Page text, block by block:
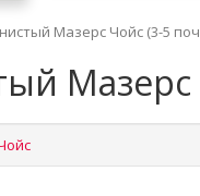
Мазерс Чойс (3-5
Мазерс